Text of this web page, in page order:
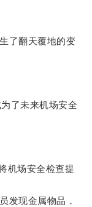
了翻天覆地的变
了未来机场安全
场安全检查提
现金属物品，